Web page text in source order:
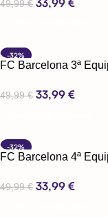
49,99€
-32%
FC Barcelona 3ª
49,99€ 33,99 €
-32%
FC Barcelona 4ª
49,99€ 33,99 €